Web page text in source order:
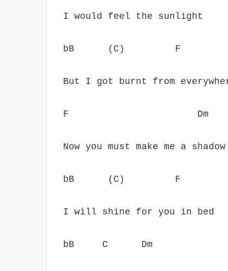
I would feel the sunlight
bB      (C)         F
But I got burnt from
F                       Dm
Now you must make me a shadow
bB      (C)         F
I will shine for you in bed
bB     C      Dm